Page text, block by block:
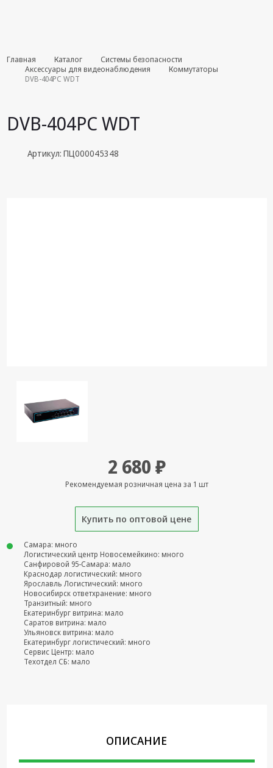
Комплекты
августа
Android TV
Сотовой связи
Сетевое
Переходники
Крепеж,
Инструменты
Батарейки,
Зарядные
устройства,
Адаптеры
питания
Коммутационное
Главная Каталог
Системы безопасности
Аксессуары для видеонаблюдения
Коммутаторы
DVB-404PC WDT
DVB-404PC WDT
Артикул: ПЦ000045348
2 680 ₽
Рекомендуемая розничная цена за 1 шт
Купить по оптовой цене
Самара: много
Логистический центр Новосемейкино: много
Санфировой 95-Самара: мало
Краснодар логистический: много
Ярославль Логистический: много
Новосибирск ответхранение: много
Транзитный: много
Екатеринбург витрина: мало
Саратов витрина: мало
Ульяновск витрина: мало
Екатеринбург логистический: много
Сервис Центр: мало
Техотдел СБ: мало
ОПИСАНИЕ